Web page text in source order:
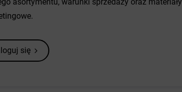
się